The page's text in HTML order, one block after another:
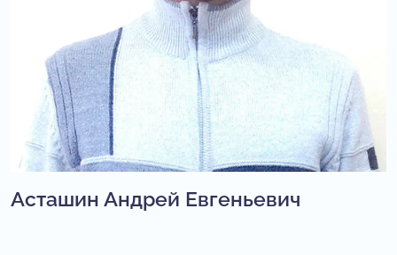
Асташин Андрей Евгеньевич